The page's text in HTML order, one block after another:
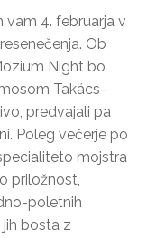
4. februarja v
Ob
Night bo
Takács-
predvajali pa
Poleg večerje po
mojstra
priložnost,
poletnih
jih bosta z